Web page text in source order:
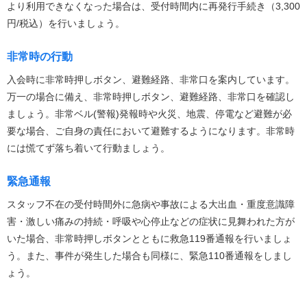
より利用できなくなった場合は、受付時間内に再発行手続き（3,300
円/税込）を行いましょう。
非常時の行動
入会時に非常時押しボタン、避難経路、非常口を案内しています。
万一の場合に備え、非常時押しボタン、避難経路、非常口を確認し
ましょう。非常ベル(警報)発報時や火災、地震、停電など避難が必
要な場合、ご自身の責任において避難するようになります。非常時
には慌てず落ち着いて行動ましょう。
緊急通報
スタッフ不在の受付時間外に急病や事故による大出血・重度意識障
害・激しい痛みの持続・呼吸や心停止などの症状に見舞われた方が
いた場合、非常時押しボタンとともに救急119番通報を行いましょ
う。また、事件が発生した場合も同様に、緊急110番通報をしまし
ょう。